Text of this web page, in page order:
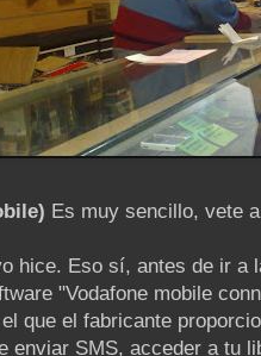
Es muy sencillo, vete
hice. Eso sí, antes de ir a
"Vodafone mobile
que el fabricante
enviar SMS, acceder a tu